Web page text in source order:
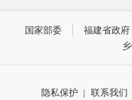
国家部委 福建省政府
隐私保护 | 联系我们